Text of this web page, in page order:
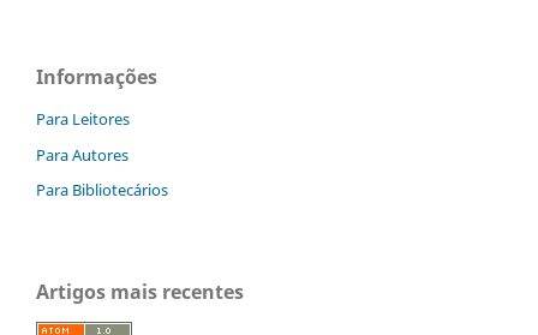
Informações
Para Leitores
Para Autores
Para Bibliotecários
Artigos mais recentes